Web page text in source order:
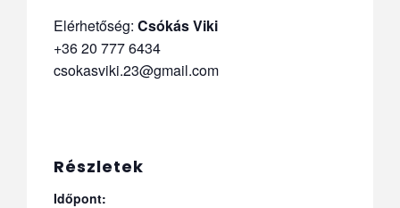
Elérhetőség: Csókás Viki
+36 20 777 6434
csokasviki.23@gmail.com
Részletek
Időpont: